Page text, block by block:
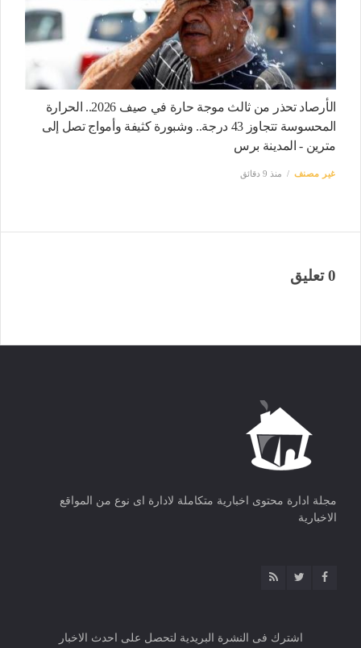
الأرصاد تحذر من ثالث موجة حارة في صيف 2026.. الحرارة
المحسوسة تتجاوز 43 درجة.. وشبورة كثيفة وأمواج تصل إلى
مترين - المدينة برس
غير مصنف منذ 9 دقائق
0 تعليق
مجلة ادارة محتوى اخبارية متكاملة لادارة اى نوع من المواقع
الاخبارية
اشترك فى النشرة البريدية لتحصل على احدث الاخبار